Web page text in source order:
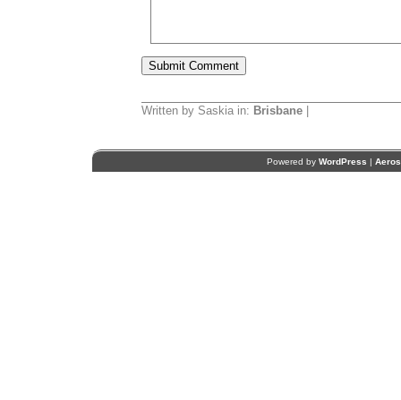
Written by Saskia in: Brisbane|
Powered by WordPress |